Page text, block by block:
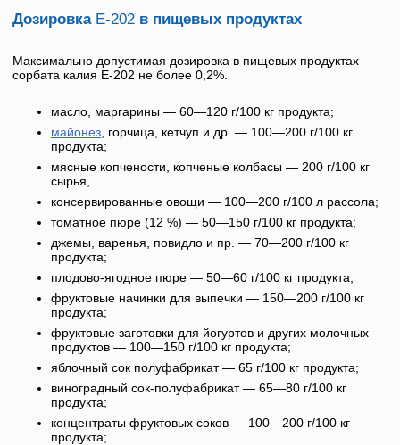
Дозировка Е-202 в пищевых продуктах
Максимально допустимая дозировка в пищевых продуктах
сорбата калия Е-202 не более 0,2%.
масло, маргарины — 60—120 г/100 кг продукта;
майонез , горчица, кетчуп и др. — 100—200 г/100 кг
продукта;
мясные копчености, копченые колбасы — 200 г/100 кг
сырья,
консервированные овощи — 100—200 г/100 л рассола;
томатное пюре (12 %) — 50—150 г/100 кг продукта;
джемы, варенья, повидло и пр. — 70—200 г/100 кг
продукта;
плодово-ягодное пюре — 50—60 г/100 кг продукта,
фруктовые начинки для выпечки — 150—200 г/100 кг
продукта;
фруктовые заготовки для йогуртов и других молочных
продуктов — 100—150 г/100 кг продукта;
яблочный сок полуфабрикат — 65 г/100 кг продукта;
виноградный сок-полуфабрикат — 65—80 г/100 кг
продукта;
концентраты фруктовых соков — 100—200 г/100 кг
продукта;